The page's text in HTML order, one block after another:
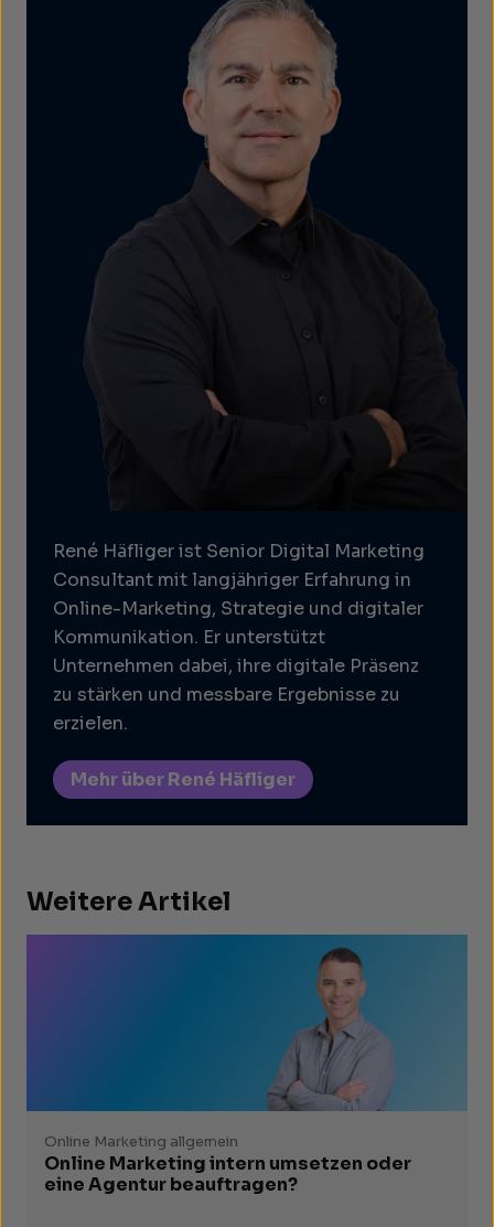
René Häfliger ist Senior Digital Marketing
Consultant mit langjähriger Erfahrung in
Online-Marketing, Strategie und digitaler
Kommunikation. Er unterstützt
Unternehmen dabei, ihre digitale Präsenz
zu stärken und messbare Ergebnisse zu
erzielen.
Mehr über René Häfliger
Weitere Artikel
Online Marketing allgemein
Online Marketing intern umsetzen oder
eine Agentur beauftragen?